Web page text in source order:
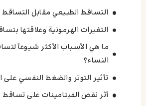
التساقط الطبيعي مقابل التساقط
التغيرات الهرمونية وعلاقتها
ما هي الأسباب الأكثر شيوعاً
النساء؟
تأثير التوتر والضغط النفسي على
أثر نقص الفيتامينات على تساقط